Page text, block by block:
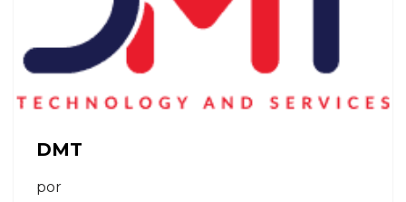
DMT
por